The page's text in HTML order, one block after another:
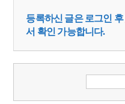
등록하신 글은 로그인 후
서 확인 가능합니다.